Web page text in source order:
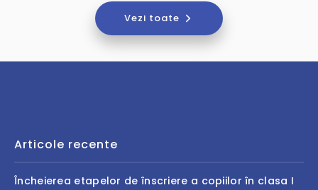
Vezi toate
Articole recente
Încheierea etapelor de înscriere a copiilor în clasa I